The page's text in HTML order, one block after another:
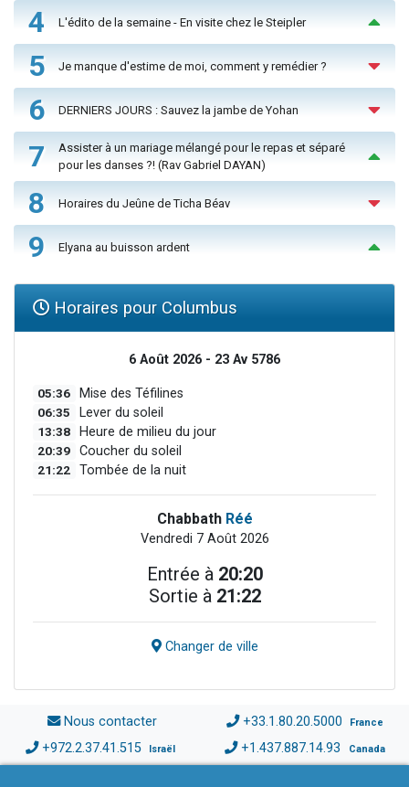
4 L'édito de la semaine - En visite chez le Steipler
5 Je manque d'estime de moi, comment y remédier ?
6 DERNIERS JOURS : Sauvez la jambe de Yohan
7
Assister à un mariage mélangé pour le repas et séparé
pour les danses ?! (Rav Gabriel DAYAN)
8 Horaires du Jeûne de Ticha Béav
9 Elyana au buisson ardent
Horaires pour Columbus
6 Août 2026 - 23 Av 5786
05:36 Mise des Téfilines
06:35 Lever du soleil
13:38 Heure de milieu du jour
20:39 Coucher du soleil
21:22 Tombée de la nuit
Chabbath Réé
Vendredi 7 Août 2026
Entrée à 20:20
Sortie à 21:22
Changer de ville
Nous contacter +33.1.80.20.5000 France
+972.2.37.41.515 Israël +1.437.887.14.93 Canada